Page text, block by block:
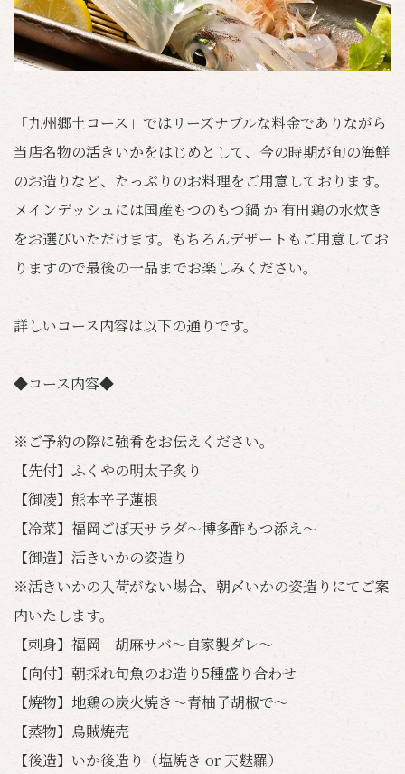
「九州郷土コース」ではリーズナブルな料金でありながら
当店名物の活きいかをはじめとして、今の時期が旬の海鮮
のお造りなど、たっぷりのお料理をご用意しております。
メインデッシュには国産もつのもつ鍋 か 有田鶏の水炊き
をお選びいただけます。もちろんデザートもご用意してお
りますので最後の一品までお楽しみください。
詳しいコース内容は以下の通りです。
◆コース内容◆
※ご予約の際に強肴をお伝えください。
【先付】ふくやの明太子炙り
【御凌】熊本辛子蓮根
【冷菜】福岡ごぼ天サラダ～博多酢もつ添え～
【御造】活きいかの姿造り
※活きいかの入荷がない場合、朝〆いかの姿造りにてご案
内いたします。
【刺身】福岡 胡麻サバ～自家製ダレ～
【向付】朝採れ旬魚のお造り5種盛り合わせ
【焼物】地鶏の炭火焼き～青柚子胡椒で～
【蒸物】烏賊焼売
【後造】いか後造り（塩焼き or 天麩羅）